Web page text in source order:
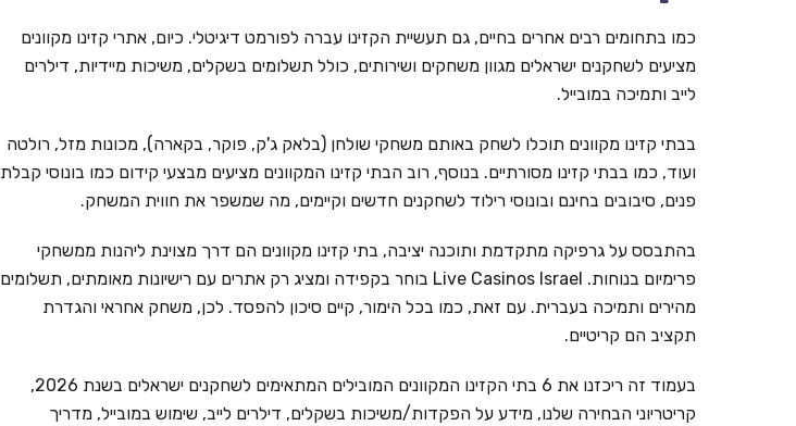
כמו בתחומים רבים אחרים בחיים, גם תעשיית הקזינו עברה לפורמט דיגיטלי. כיום, אתרי קזינו מקוונים
מציעים לשחקנים ישראלים מגוון משחקים ושירותים, כולל תשלומים בשקלים, משיכות מיידיות, דילרים
לייב ותמיכה במובייל.
בבתי קזינו מקוונים תוכלו לשחק באותם משחקי שולחן (בלאק ג'ק, פוקר, בקארה), מכונות מזל, רולטה
ועוד, כמו בבתי קזינו מסורתיים. בנוסף, רוב הבתי קזינו המקוונים מציעים מבצעי קידום כמו בונוסי קבלת
פנים, סיבובים בחינם ובונוסי רילוד לשחקנים חדשים וקיימים, מה שמשפר את חווית המשחק.
בהתבסס על גרפיקה מתקדמת ותוכנה יציבה, בתי קזינו מקוונים הם דרך מצוינת ליהנות ממשחקי
פרימיום בנוחות. Live Casinos Israel בוחר בקפידה ומציג רק אתרים עם רישיונות מאומתים, תשלומים
מהירים ותמיכה בעברית. עם זאת, כמו בכל הימור, קיים סיכון להפסד. לכן, משחק אחראי והגדרת
תקציב הם קריטיים.
בעמוד זה ריכזנו את 6 בתי הקזינו המקוונים המובילים המתאימים לשחקנים ישראלים בשנת 2026,
קריטריוני הבחירה שלנו, מידע על הפקדות/משיכות בשקלים, דילרים לייב, שימוש במובייל, מדריך